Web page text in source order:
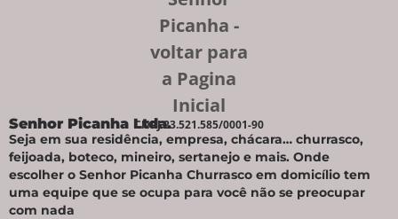
Senhor Picanha Ltda.CNPJ 23.521.585/0001-90
Seja em sua residência, empresa, chácara… churrasco,
feijoada, boteco, mineiro, sertanejo e mais. Onde
escolher o Senhor Picanha Churrasco em domicílio tem
uma equipe que se ocupa para você não se preocupar
com nada